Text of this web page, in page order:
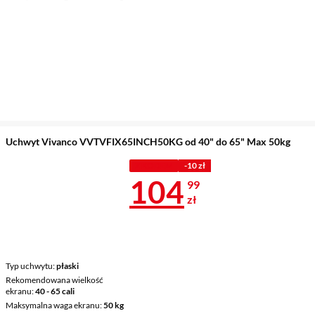
Uchwyt Vivanco VVTVFIX65INCH50KG od 40" do 65" Max 50kg
Typ uchwytu płaski
Rekomendowana wielkość
ekranu 40 - 65 cali
Maksymalna waga ekranu 50 kg
-10 zł
Cena 104,99
104 99
zł